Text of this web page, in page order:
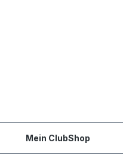
Mein ClubShop